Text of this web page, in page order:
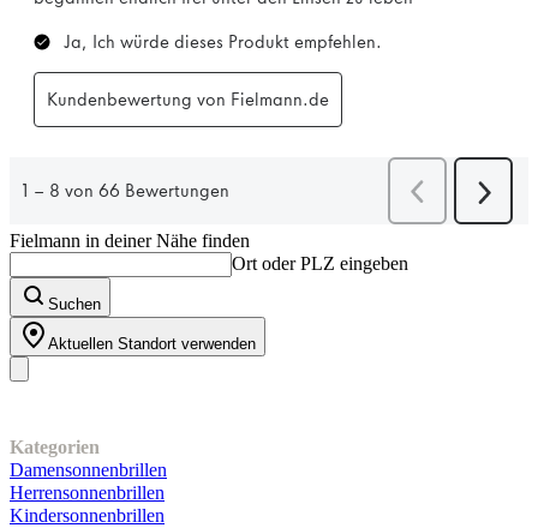
Fielmann in deiner Nähe finden
Ort oder PLZ eingeben
Suchen
Aktuellen Standort verwenden
Kategorien
Damensonnenbrillen
Herrensonnenbrillen
Kindersonnenbrillen